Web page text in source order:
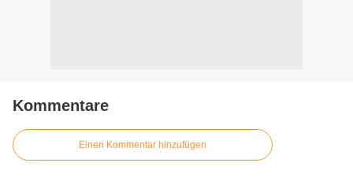
Kommentare
Einen Kommentar hinzufügen